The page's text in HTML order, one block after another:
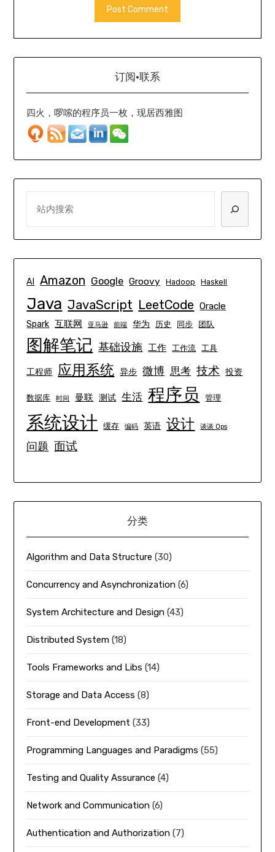
订阅·联系
四火，啰嗦的程序员一枚，现居西雅图
AI Amazon Google Groovy Hadoop Haskell
Java JavaScript LeetCode Oracle
Spark 互联网 亚马逊 前端 华为 历史 同步 团队
图解笔记 基础设施 工作 工作流 工具
工程师 应用系统 异步 微博 思考 技术 投资
数据库 时间 曼联 测试 生活 程序员 管理
系统设计 缓存 编码 英语 设计 谈谈 Ops
问题 面试
分类
Algorithm and Data Structure (30)
Concurrency and Asynchronization (6)
System Architecture and Design (43)
Distributed System (18)
Tools Frameworks and Libs (14)
Storage and Data Access (8)
Front-end Development (33)
Programming Languages and Paradigms (55)
Testing and Quality Assurance (4)
Network and Communication (6)
Authentication and Authorization (7)